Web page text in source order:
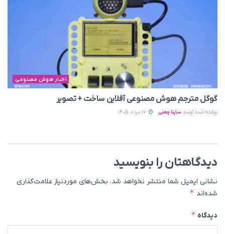
اخبار هوش مصنوعی
گوگل مترجم هوش مصنوعی آفلاین ساخت + تصویر
نوشته شده توسط ساینا چمنی
دیدگاهتان را بنویسید
نشانی ایمیل شما منتشر نخواهد شد. بخش‌های موردنیاز علامت‌گذاری
شده‌اند *
دیدگاه *